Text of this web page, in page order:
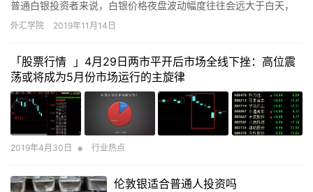
普通白银投资者来说，白银价格夜盘波动幅度往往会远大于白天，
白银操作起来难度也更大。
外汇学院 2019年11月14日
「股票行情 」4月29日两市平开后市场全线下挫：高位震
荡或将成为5月份市场运行的主旋律
2019年4月30日 • 行业热点
伦敦银适合普通人投资吗